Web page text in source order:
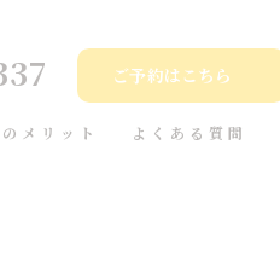
ご予約はこちら
メリット よくある質問